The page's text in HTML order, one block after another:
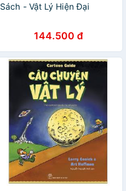
Sách - Vật Lý Hiện Đại
144.500 đ